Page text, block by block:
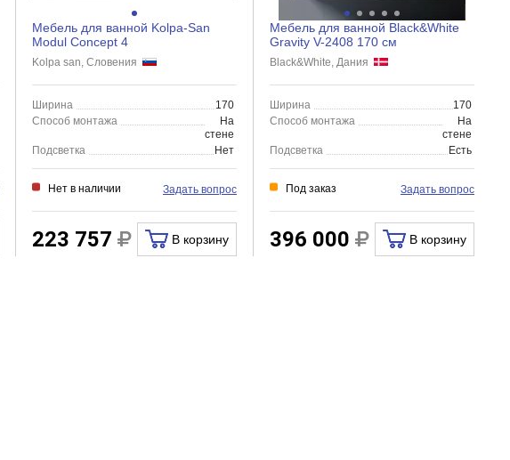
Мебель для ванной Kolpa-San
Modul Concept 4
Kolpa san, Словения
Ширина
170
Способ монтажа
На
стене
Подсветка
Нет
Нет в наличии Задать вопрос
223 757 В корзину
Мебель для ванной Black&White
Gravity V-2408 170 см
Black&White, Дания
Ширина
170
Способ монтажа
На
стене
Подсветка
Есть
Под заказ Задать вопрос
396 000 В корзину